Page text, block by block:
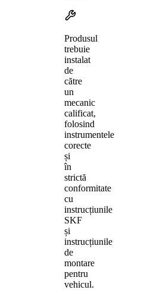
Produsul
trebuie
instalat
de
către
un
mecanic
calificat,
folosind
instrumentele
corecte
și
în
strictă
conformitate
cu
instrucțiunile
SKF
și
instrucțiunile
de
montare
pentru
vehicul.